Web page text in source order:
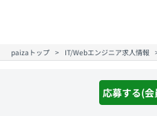
応募する(
paizaトップ IT/Webエンジニア求人情報